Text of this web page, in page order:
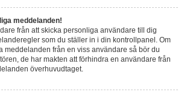
meddelanden!
från att skicka personliga användare till dig
som du ställer in i din kontrollpanel. Om
meddelanden från en viss användare så bör du
de har makten att förhindra en användare från
överhuvudtaget.